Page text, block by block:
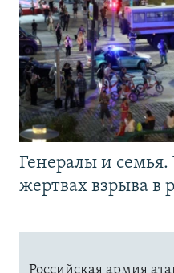
Генералы и семья.
жертвах взрыва в